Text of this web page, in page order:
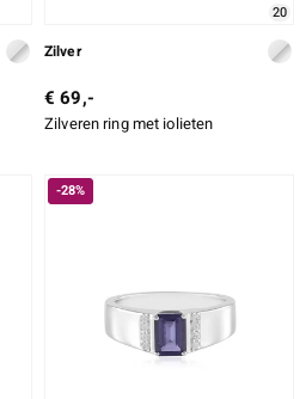
20
Zilver
€ 69,-
Zilveren ring met iolieten
-28%